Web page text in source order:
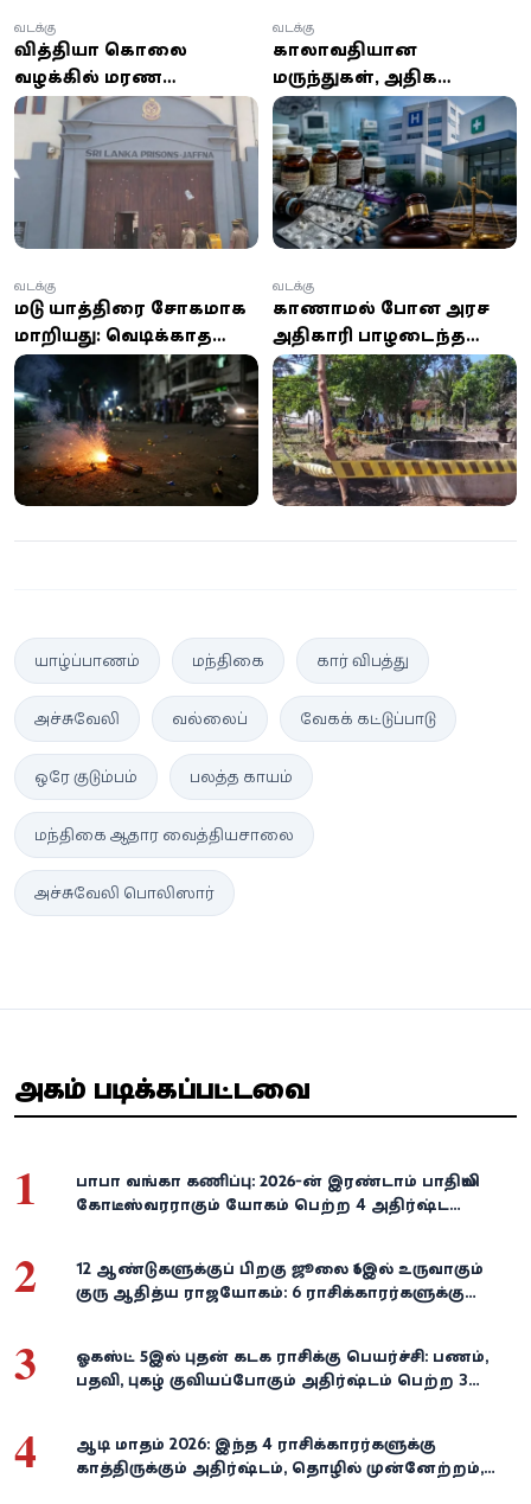
வித்தியா கொலை
வழக்கில் மரண
தண்டனை விதிக்கப்பட்ட
நபர், யாழ். சிறையில்
உயிரிழப்பு!
வடக்கு
காலாவதியான
மருந்துகள், அதிக
கட்டணம் வசூலித்ததாக
யாழில் இரு வைத்திய
நிறுவனங்களுக்கு
அபராதம்
வடக்கு
மடு யாத்திரை சோகமாக
மாறியது: வெடிக்காத
பட்டாசை மீண்டும்
பற்றவைக்க முயன்ற
யாழ். இளைஞன் பரிதாப
பலி!
வடக்கு
காணாமல் போன அரச
அதிகாரி பாழடைந்த
கிணற்றில் இருந்து
சடலமாக மீட்பு
வடக்கு
யாழ்ப்பாணம் மந்திகை கார் விபத்து
அச்சுவேலி வல்லைப் வேகக் கட்டுப்பாடு
ஒரே குடும்பம் பலத்த காயம்
மந்திகை ஆதார வைத்தியசாலை
அச்சுவேலி பொலிஸார்
அதிகம் படிக்கப்பட்டவை
1
பாபா வங்கா கணிப்பு: 2026-ன் இரண்டாம் பாதியில்
கோடீஸ்வரராகும் யோகம் பெற்ற 4 அதிர்ஷ்ட
2
12 ஆண்டுகளுக்குப் பிறகு ஜூலை 16இல் உருவாகும்
குரு ஆதித்ய ராஜயோகம்: 6 ராசிக்காரர்களுக்கு
3
ஓகஸ்ட் 5இல் புதன் கடக ராசிக்கு பெயர்ச்சி: பணம்,
பதவி, புகழ் குவியப்போகும் அதிர்ஷ்டம் பெற்ற 3
4
ஆடி மாதம் 2026: இந்த 4 ராசிக்காரர்களுக்கு
காத்திருக்கும் அதிர்ஷ்டம், தொழில் முன்னேற்றம்,